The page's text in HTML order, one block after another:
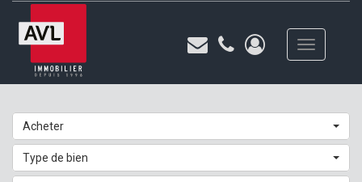
Toggle
navigation
Acheter
Type de bien